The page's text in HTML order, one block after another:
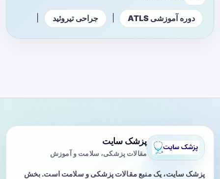
دوره آموزشی ATLS جراحی تیروئید
پزشک سایت
مقالات پزشکی، سلامت و آموزش
پزشک سایت، یک منبع مقالات پزشکی و سلامت است. بخش